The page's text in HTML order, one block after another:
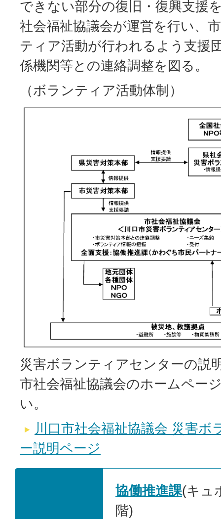
できない部分の復旧・復興支援
社会福祉協議会が運営を行い、
ティア活動が行われるよう支援
係機関等との連絡調整を図る。
（ボランティア活動体制）
災害ボランティアセンターの説
市社会福祉協議会のホームペー
い。
川口市社会福祉協議会 災害ボ
ー説明ページ
協働推進課(キュ
階)